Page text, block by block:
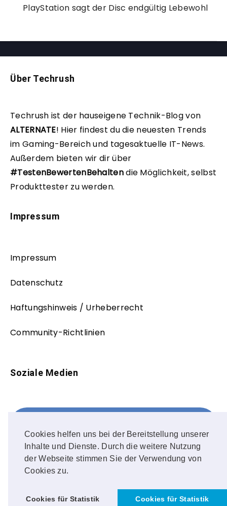
Cookies helfen uns bei der Bereitstellung unserer
Inhalte und Dienste. Durch die weitere Nutzung
der Webseite stimmen Sie der Verwendung von
Cookies zu.
Cookies für Statistik Cookies für Statistik
PlayStation sagt der Disc endgültig Lebewohl
Über Techrush
Techrush ist der hauseigene Technik-Blog von
ALTERNATE! Hier findest du die neuesten Trends
im Gaming-Bereich und tagesaktuelle IT-News.
Außerdem bieten wir dir über
#TestenBewertenBehaltendie Möglichkeit, selbst
Produkttester zu werden.
Impressum
Impressum
Datenschutz
Haftungshinweis / Urheberrecht
Community-Richtlinien
Soziale Medien
FOLLOW ME!
Instagram
OUR PHOTOS!